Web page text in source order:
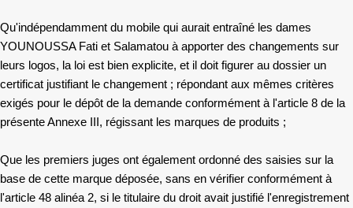
Qu'indépendamment du mobile qui aurait entraîné les dames
YOUNOUSSA Fati et Salamatou à apporter des changements sur
leurs logos, la loi est bien explicite, et il doit figurer au dossier un
certificat justifiant le changement ; répondant aux mêmes critères
exigés pour le dépôt de la demande conformément à l'article 8 de la
présente Annexe III, régissant les marques de produits ;
Que les premiers juges ont également ordonné des saisies sur la
base de cette marque déposée, sans en vérifier conformément à
l'article 48 alinéa 2, si le titulaire du droit avait justifié l'enregistrement